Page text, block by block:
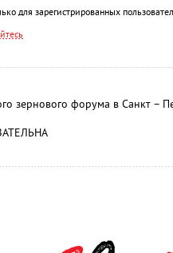
для зарегистрированных
зернового форума в Санкт –